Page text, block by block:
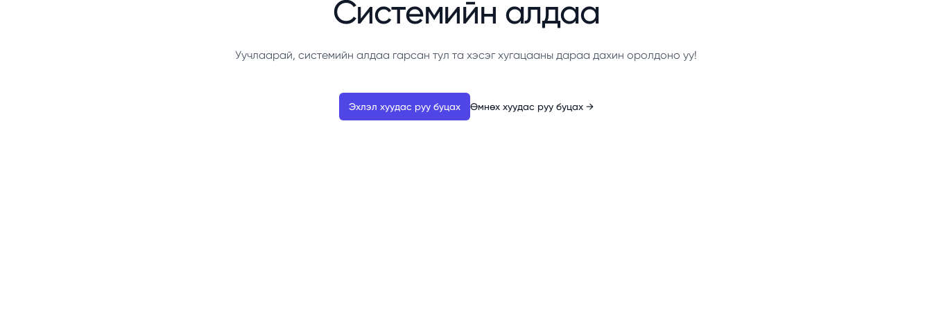
Системийн алдаа
Уучлаарай, системийн алдаа гарсан тул та хэсэг хугацааны дараа дахин оролдоно уу!
Эхлэл хуудас руу буцах Өмнөх хуудас руу буцах →